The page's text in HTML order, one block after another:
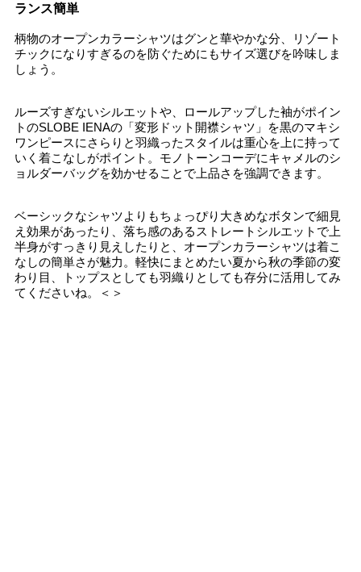
ランス簡単
柄物のオープンカラーシャツはグンと華やかな分、リゾート
チックになりすぎるのを防ぐためにもサイズ選びを吟味しま
しょう。
ルーズすぎないシルエットや、ロールアップした袖がポイン
トのSLOBE IENAの「変形ドット開襟シャツ」を黒のマキシ
ワンピースにさらりと羽織ったスタイルは重心を上に持って
いく着こなしがポイント。モノトーンコーデにキャメルのシ
ョルダーバッグを効かせることで上品さを強調できます。
ベーシックなシャツよりもちょっぴり大きめなボタンで細見
え効果があったり、落ち感のあるストレートシルエットで上
半身がすっきり見えしたりと、オープンカラーシャツは着こ
なしの簡単さが魅力。軽快にまとめたい夏から秋の季節の変
わり目、トップスとしても羽織りとしても存分に活用してみ
てくださいね。＜＞